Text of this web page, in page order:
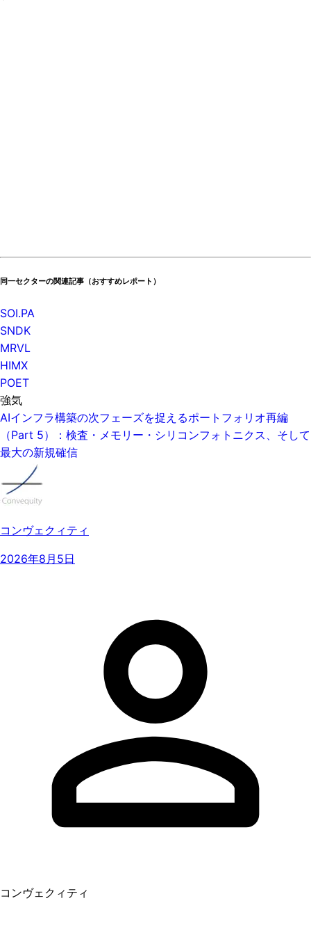
同一セクターの関連記事（おすすめレポート）
SOI.PA
SNDK
MRVL
HIMX
POET
強気
AIインフラ構築の次フェーズを捉えるポートフォリオ再編
（Part 5）：検査・メモリー・シリコンフォトニクス、そして
最大の新規確信
コンヴェクィティ
2026年8月5日
コンヴェクィティ